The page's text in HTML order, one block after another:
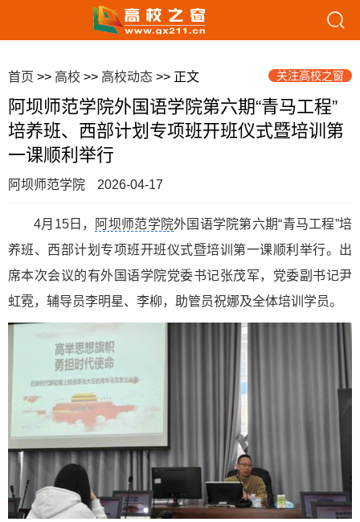
首页 >> 高校 >> 高校动态 >> 正文 关注高校之窗
阿坝师范学院外国语学院第六期“青马工程”
培养班、西部计划专项班开班仪式暨培训第
一课顺利举行
阿坝师范学院 2026-04-17
4月15日， 阿坝师范学院外国语学院第六期“青马工程”培
养班、西部计划专项班开班仪式暨培训第一课顺利举行。出
席本次会议的有外国语学院党委书记张茂军，党委副书记尹
虹霓，辅导员李明星、李柳，助管员祝娜及全体培训学员。